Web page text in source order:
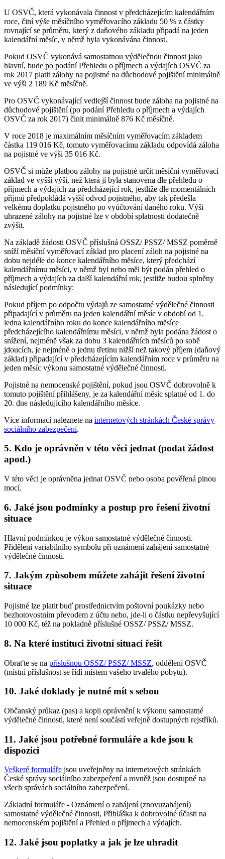
U OSVČ, která vykonávala činnost v předcházejícím kalendářním
roce, činí výše měsíčního vyměřovacího základu 50 % z částky
rovnající se průměru, který z daňového základu připadá na jeden
kalendářní měsíc, v němž byla vykonávána činnost.
Pokud OSVČ vykonává samostatnou výdělečnou činnost jako
hlavní, bude po podání Přehledu o příjmech a výdajích OSVČ za
rok 2017 platit zálohy na pojistné na důchodové pojištění minimálně
ve výši 2 189 Kč měsíčně.
Pro OSVČ vykonávající vedlejší činnost bude záloha na pojistné na
důchodové pojištění (po podání Přehledu o příjmech a výdajích
OSVČ za rok 2017) činit minimálně 876 Kč měsíčně.
V roce 2018 je maximálním měsíčním vyměřovacím základem
částka 119 016 Kč, tomuto vyměřovacímu základu odpovídá záloha
na pojistné ve výši 35 016 Kč.
OSVČ si může platbou zálohy na pojistné určit měsíční vyměřovací
základ ve vyšší výši, než která jí byla stanovena dle přehledu o
příjmech a výdajích za předcházející rok, jestliže dle momentálních
příjmů předpokládá vyšší odvod pojistného, aby tak předešla
velkému doplatku pojistného po vyúčtování daného roku. Výši
uhrazené zálohy na pojistné lze v období splatnosti dodatečně
zvýšit.
Na základě žádosti OSVČ příslušná OSSZ/ PSSZ/ MSSZ poměrně
sníží měsíční vyměřovací základ pro placení záloh na pojistné na
dobu nejdéle do konce kalendářního měsíce, který předchází
kalendářnímu měsíci, v němž byl nebo měl být podán přehled o
příjmech a výdajích za další kalendářní rok, jestliže budou splněny
následující podmínky:
Pokud příjem po odpočtu výdajů ze samostatné výdělečné činnosti
připadající v průměru na jeden kalendářní měsíc v období od 1.
ledna kalendářního roku do konce kalendářního měsíce
předcházejícího kalendářnímu měsíci, v němž byla podána žádost o
snížení, nejméně však za dobu 3 kalendářních měsíců po sobě
jdoucích, je nejméně o jednu třetinu nižší než takový příjem (daňový
základ) připadající v předcházejícím kalendářním roce v průměru na
jeden měsíc výkonu samostatné výdělečné činnosti.
Pojistné na nemocenské pojištění, pokud jsou OSVČ dobrovolně k
tomuto pojištění přihlášeny, je za kalendářní měsíc splatné od 1. do
20. dne následujícího kalendářního měsíce.
Více informací naleznete na internetových stránkách České správy
sociálního zabezpečení.
5. Kdo je oprávněn v této věci jednat (podat žádost
apod.)
V této věci je oprávněna jednat OSVČ nebo osoba pověřená plnou
mocí.
6. Jaké jsou podmínky a postup pro řešení životní
situace
Hlavní podmínkou je výkon samostatné výdělečné činnosti.
Přidělení variabilního symbolu při oznámení zahájení samostatné
výdělečné činnosti.
7. Jakým způsobem můžete zahájit řešení životní
situace
Pojistné lze platit buď prostřednictvím poštovní poukázky nebo
bezhotovostním převodem z účtu nebo, jde-li o částku nepřevyšující
10 000 Kč, též na pokladně příslušné OSSZ/ PSSZ/ MSSZ.
8. Na které instituci životní situaci řešit
Obraťte se na příslušnou OSSZ/ PSSZ/ MSSZ, oddělení OSVČ
(místní příslušnost se řídí místem vašeho trvalého pobytu).
10. Jaké doklady je nutné mít s sebou
Občanský průkaz (pas) a kopii oprávnění k výkonu samostatné
výdělečné činnosti, které není součástí veřejně dostupných rejstříků.
11. Jaké jsou potřebné formuláře a kde jsou k
dispozici
Veškeré formuláře jsou uveřejněny na internetových stránkách
České správy sociálního zabezpečení a rovněž jsou dostupné na
všech správách sociálního zabezpečení.
Základní formuláře - Oznámení o zahájení (znovuzahájení)
samostatné výdělečné činnosti, Přihláška k dobrovolné účasti na
nemocenském pojištění a Přehled o příjmech a výdajích.
12. Jaké jsou poplatky a jak je lze uhradit